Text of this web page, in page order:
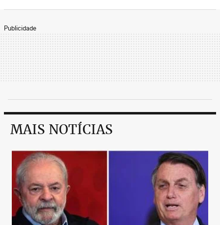
Publicidade
MAIS NOTÍCIAS